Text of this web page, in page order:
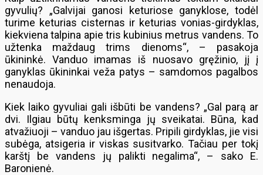
gyvulių? „Galvijai ganosi keturiose ganyklose, todėl
turime keturias cisternas ir keturias vonias-girdyklas,
kiekviena talpina apie tris kubinius metrus vandens. To
užtenka maždaug trims dienoms“, – pasakoja
ūkininkė. Vanduo imamas iš nuosavo gręžinio, jį į
ganyklas ūkininkai veža patys – samdomos pagalbos
nenaudoja.
Kiek laiko gyvuliai gali išbūti be vandens? „Gal parą ar
dvi. Ilgiau būtų kenksminga jų sveikatai. Būna, kad
atvažiuoji – vanduo jau išgertas. Pripili girdyklas, jie visi
subėga, atsigeria ir viskas susitvarko. Tačiau per tokį
karštį be vandens jų palikti negalima“, – sako E.
Baronienė.